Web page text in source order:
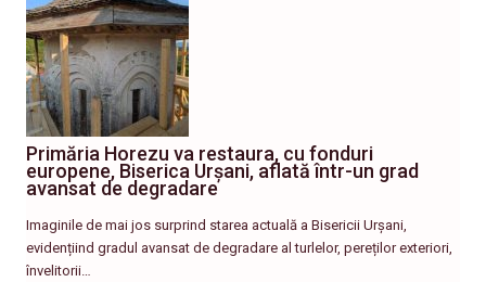
Primăria Horezu va restaura, cu fonduri
europene, Biserica Urșani, aflată într-un grad
avansat de degradare
Imaginile de mai jos surprind starea actuală a Bisericii Urșani,
evidențiind gradul avansat de degradare al turlelor, pereților exteriori,
învelitorii…